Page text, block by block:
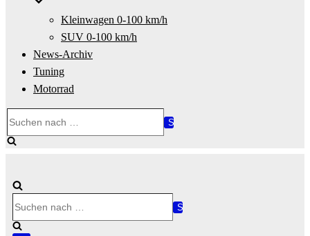
Kleinwagen 0-100 km/h
SUV 0-100 km/h
News-Archiv
Tuning
Motorrad
nach …
nach …